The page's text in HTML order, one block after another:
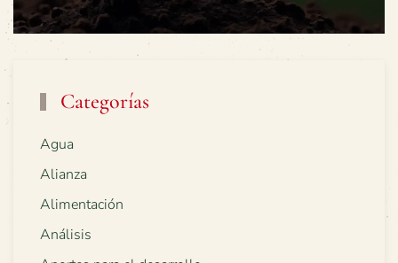
Categorías
Agua
Alianza
Alimentación
Análisis